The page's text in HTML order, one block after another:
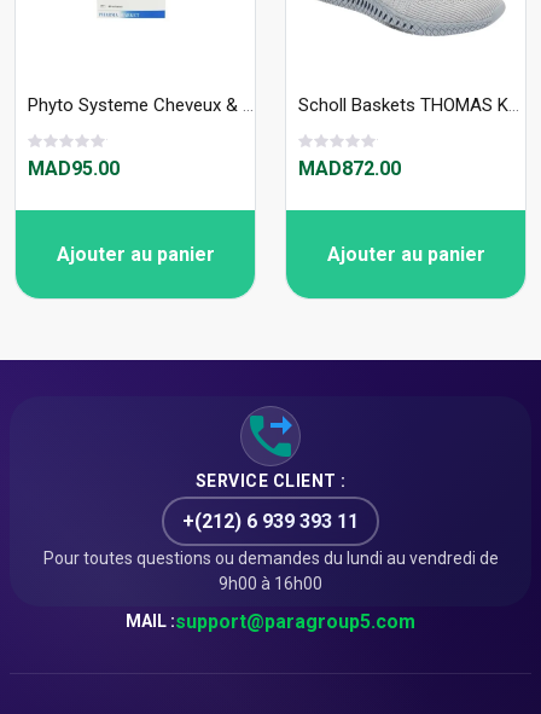
Phyto Systeme Cheveux & Ongles 30gelules
MAD95.00
Ajouter au panier
Scholl Baskets THOMAS Knitex2-U - S30523
MAD872.00
Ajouter au panier
SERVICE CLIENT :
+(212) 6 939 393 11
Pour toutes questions ou demandes du lundi au vendredi de
9h00 à 16h00
MAIL :support@paragroup5.com